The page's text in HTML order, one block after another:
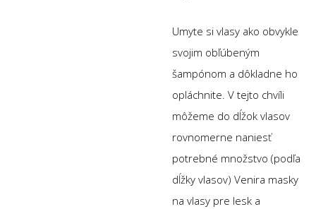
Umyte si vlasy ako obvykle
svojim obľúbeným
šampónom a dôkladne ho
opláchnite. V tejto chvíli
môžeme do dĺžok vlasov
rovnomerne naniesť
potrebné množstvo (podľa
dĺžky vlasov) Venira masky
na vlasy pre lesk a